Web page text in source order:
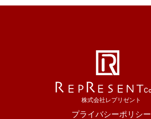
株式会社レプリゼント
プライバシーポリシー